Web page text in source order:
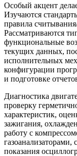
Особый акцент
Изучаются
правила
Рассматриваются
функциональные
текущих данных,
исполнительных
конфигурации
и подготовке
Диагностика
проверку
характеристик,
зажигания,
работу с
газоанализаторами,
показания